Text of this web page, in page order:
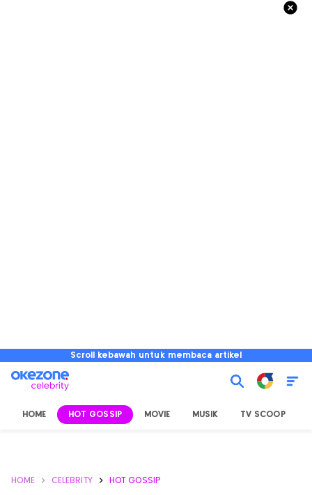
Scroll kebawah untuk membaca artikel
HOME HOT GOSSIP MOVIE MUSIK TV SCOOP
HOME CELEBRITY HOT GOSSIP